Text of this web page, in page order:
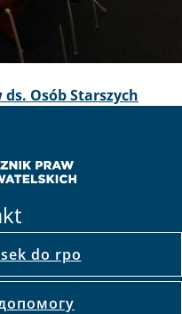
Osób Starszych
do rpo